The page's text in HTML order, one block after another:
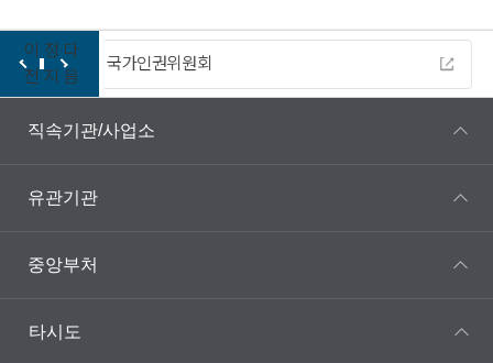
이
전
정
지
다
음
직속기관/사업소
유관기관
중앙부처
타시도